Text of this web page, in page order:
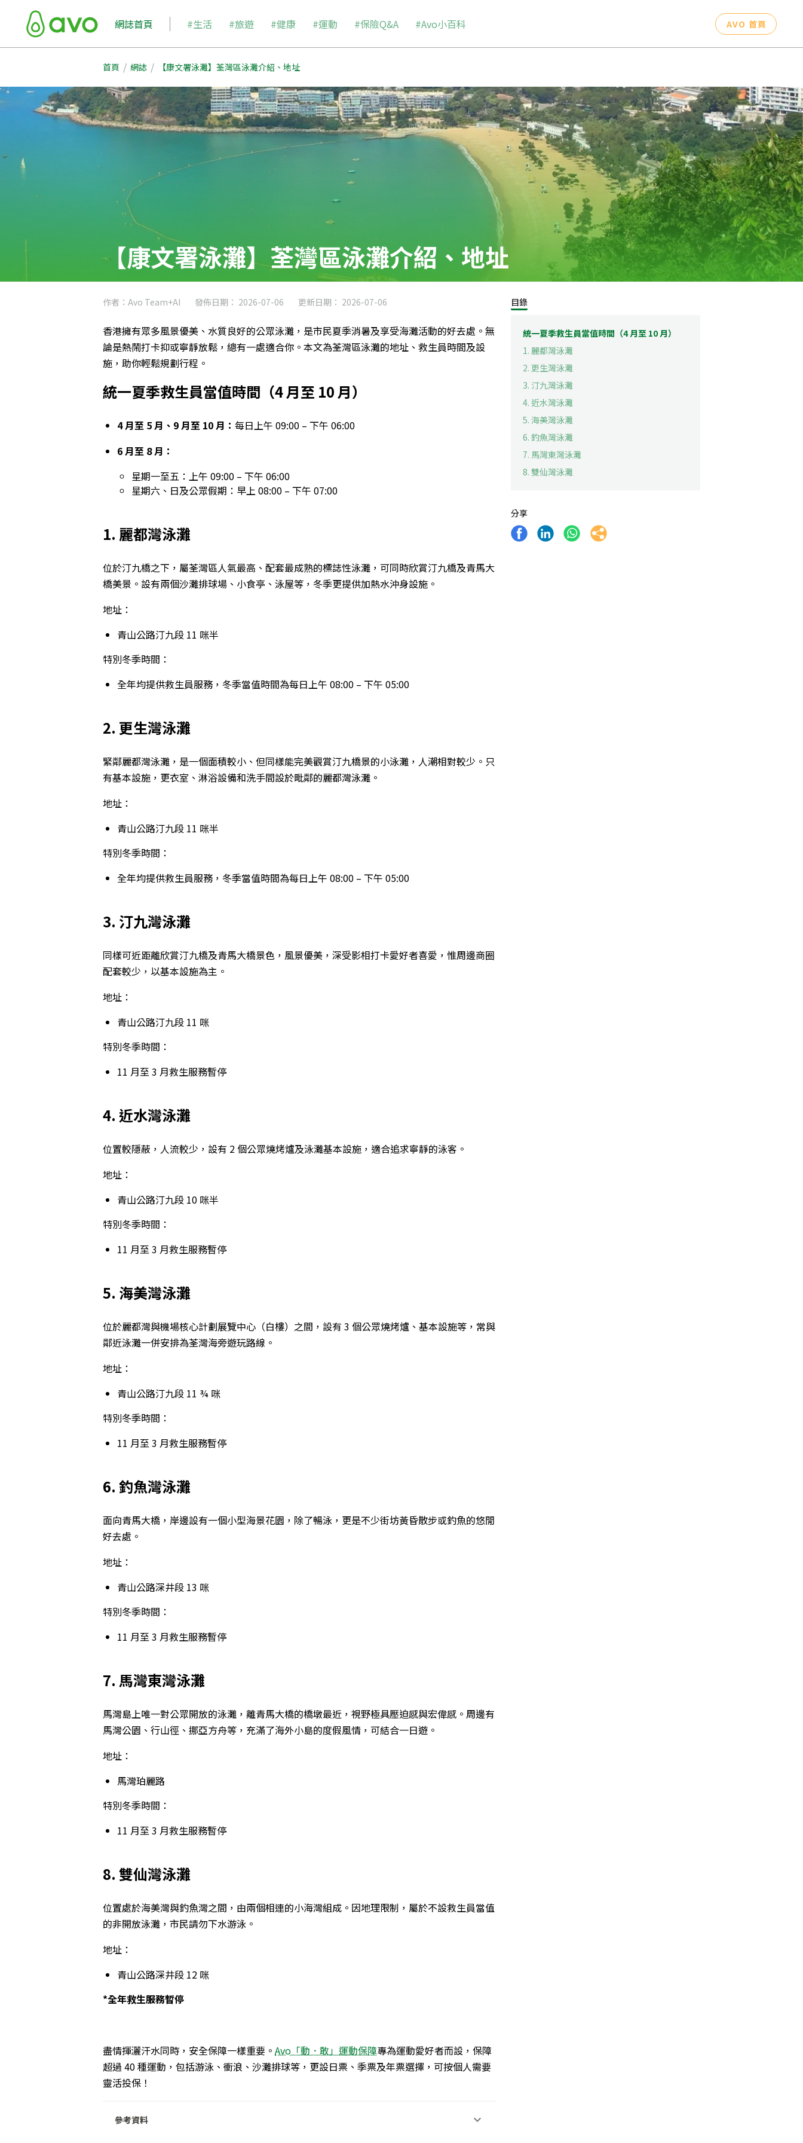
網誌首頁 #生活 #旅遊 #健康 #運動 #保險Q&A #Avo小百科 AVO 首頁
首頁 / 網誌 / 【康文署泳灘】荃灣區泳灘介紹、地址
【康文署泳灘】荃灣區泳灘介紹、地址
作者：Avo Team+AI 發佈日期： 2026-07-06 更新日期： 2026-07-06
香港擁有眾多風景優美、水質良好的公眾泳灘，是市民夏季消暑及享受海灘活動的好去處。無
論是熱鬧打卡抑或寧靜放鬆，總有一處適合你。本文為荃灣區泳灘的地址、救生員時間及設
施，助你輕鬆規劃行程。
統一夏季救生員當值時間（4 月至 10 月）
4 月至 5 月、9 月至 10 月： 每日上午 09:00 – 下午 06:00
6 月至 8 月：
星期一至五：上午 09:00 – 下午 06:00
星期六、日及公眾假期：早上 08:00 – 下午 07:00
1. 麗都灣泳灘
位於汀九橋之下，屬荃灣區人氣最高、配套最成熟的標誌性泳灘，可同時欣賞汀九橋及青馬大
橋美景。設有兩個沙灘排球場、小食亭、泳屋等，冬季更提供加熱水沖身設施。
地址：
青山公路汀九段 11 咪半
特別冬季時間：
全年均提供救生員服務，冬季當值時間為每日上午 08:00 – 下午 05:00
2. 更生灣泳灘
緊鄰麗都灣泳灘，是一個面積較小、但同樣能完美觀賞汀九橋景的小泳灘，人潮相對較少。只
有基本設施，更衣室、淋浴設備和洗手間設於毗鄰的麗都灣泳灘。
地址：
青山公路汀九段 11 咪半
特別冬季時間：
全年均提供救生員服務，冬季當值時間為每日上午 08:00 – 下午 05:00
3. 汀九灣泳灘
同樣可近距離欣賞汀九橋及青馬大橋景色，風景優美，深受影相打卡愛好者喜愛，惟周邊商圈
配套較少，以基本設施為主。
地址：
青山公路汀九段 11 咪
特別冬季時間：
11 月至 3 月救生服務暫停
4. 近水灣泳灘
位置較隱蔽，人流較少，設有 2 個公眾燒烤爐及泳灘基本設施，適合追求寧靜的泳客。
地址：
青山公路汀九段 10 咪半
特別冬季時間：
11 月至 3 月救生服務暫停
5. 海美灣泳灘
位於麗都灣與機場核心計劃展覽中心（白樓）之間，設有 3 個公眾燒烤爐、基本設施等，常與
鄰近泳灘一併安排為荃灣海旁遊玩路線。
地址：
青山公路汀九段 11 ¾ 咪
特別冬季時間：
11 月至 3 月救生服務暫停
6. 釣魚灣泳灘
面向青馬大橋，岸邊設有一個小型海景花園，除了暢泳，更是不少街坊黃昏散步或釣魚的悠閒
好去處。
地址：
青山公路深井段 13 咪
特別冬季時間：
11 月至 3 月救生服務暫停
7. 馬灣東灣泳灘
馬灣島上唯一對公眾開放的泳灘，離青馬大橋的橋墩最近，視野極具壓迫感與宏偉感。周邊有
馬灣公園、行山徑、挪亞方舟等，充滿了海外小島的度假風情，可結合一日遊。
地址：
馬灣珀麗路
特別冬季時間：
11 月至 3 月救生服務暫停
8. 雙仙灣泳灘
位置處於海美灣與釣魚灣之間，由兩個相連的小海灣組成。因地理限制，屬於不設救生員當值
的非開放泳灘，市民請勿下水游泳。
地址：
青山公路深井段 12 咪
*全年救生服務暫停
盡情揮灑汗水同時，安全保障一樣重要。 Avo「動．敢」運動保障專為運動愛好者而設，保障
超過 40 種運動，包括游泳、衝浪、沙灘排球等，更設日票、季票及年票選擇，可按個人需要
靈活投保！
參考資料
目錄
統一夏季救生員當值時間（4 月至 10 月）
1. 麗都灣泳灘
2. 更生灣泳灘
3. 汀九灣泳灘
4. 近水灣泳灘
5. 海美灣泳灘
6. 釣魚灣泳灘
7. 馬灣東灣泳灘
8. 雙仙灣泳灘
分享